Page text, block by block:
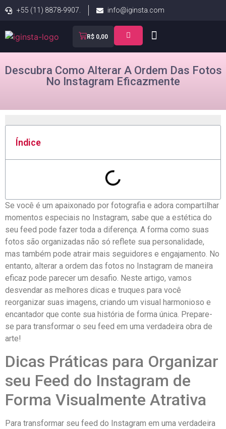
+55 (11) 8878-9907. info@iginsta.com
R$ 0,00
Descubra Como Alterar A Ordem Das Fotos
No Instagram Eficazmente
Índice
Se ‌você é um apaixonado por fotografia​ e adora compartilhar
momentos especiais ‌no Instagram, sabe que a estética ​do
seu feed pode fazer toda a diferença. A forma como suas
fotos ​são⁢ organizadas ‌não​ só reflete ⁢sua personalidade,
mas também pode atrair⁢ mais seguidores e‍ engajamento. No
entanto,⁢ alterar a​ ordem⁢ das fotos no Instagram de maneira
eficaz pode parecer um desafio.‌ Neste artigo, vamos
desvendar ⁤as melhores⁤ dicas e‍ truques para você⁢
reorganizar suas imagens, criando um ​visual​ harmonioso e
encantador que conte sua ⁤história de forma única. Prepare-
se para transformar o seu feed em uma⁤ verdadeira obra de
arte!
Dicas Práticas‌ para Organizar
seu Feed do Instagram de
Forma Visualmente ‌Atrativa
Para transformar seu feed do Instagram em uma verdadeira